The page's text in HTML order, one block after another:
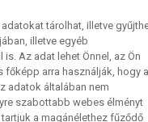
tárolhat, illetve
illetve egyéb
Az adat lehet Önnel, az Ön
arra használják, hogy
adatok általában nem
szabottabb webes élményt
a magánélethez fűződő